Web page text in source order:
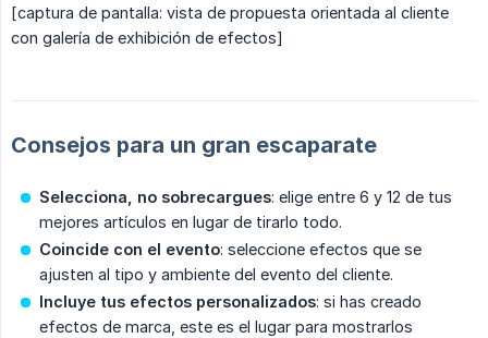
[captura de pantalla: vista de propuesta orientada al cliente
con galería de exhibición de efectos]
Consejos para un gran escaparate
Selecciona, no sobrecargues: elige entre 6 y 12 de tus
mejores artículos en lugar de tirarlo todo.
Coincide con el evento: seleccione efectos que se
ajusten al tipo y ambiente del evento del cliente.
Incluye tus efectos personalizados: si has creado
efectos de marca, este es el lugar para mostrarlos